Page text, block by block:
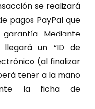
se realizará
pagos PayPal que
Mediante
un “ID de
(al finalizar
tener a la mano
la ficha de